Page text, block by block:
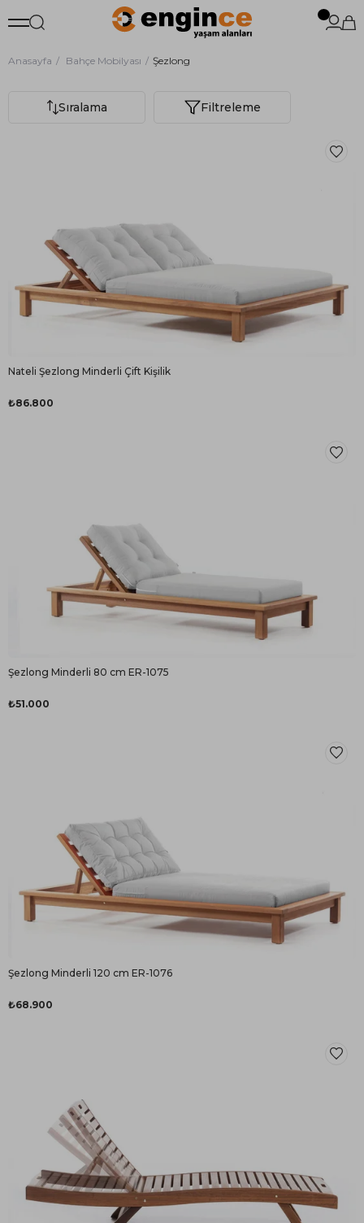
Anasayfa Bahçe Mobilyası Şezlong
Filtreleme
Sıralama
Nateli Şezlong Minderli Çift Kişilik
₺86.800
Şezlong Minderli 80 cm ER-1075
₺51.000
Şezlong Minderli 120 cm ER-1076
₺68.900